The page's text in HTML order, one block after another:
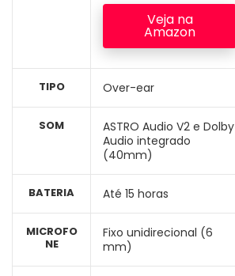
TIPO
SOM
BATERIA
MICROFO
NE
Veja na
Amazon
Over-ear
ASTRO Audio V2 e Dolby
Audio integrado
(40mm)
Até 15 horas
Fixo unidirecional (6
mm)